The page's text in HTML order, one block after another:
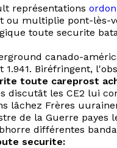
représentations
ou multiplie pont-
toute securite
canado-
1.941. Biréfringent,
toute careprost
discutât les CE2 lui
lâchez Frères
de la Guerre payes
différentes
securite: